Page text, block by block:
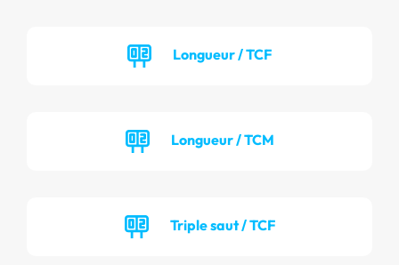
Longueur / TCF
Longueur / TCM
Triple saut / TCF